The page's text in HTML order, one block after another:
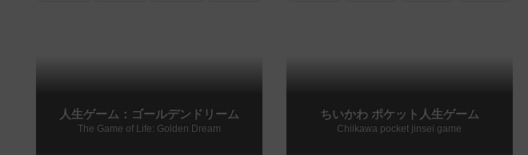
人生ゲーム：ゴールデンドリーム
The Game of Life: Golden Dream
ちいかわ ポケット人生ゲーム
Chiikawa pocket jinsei game